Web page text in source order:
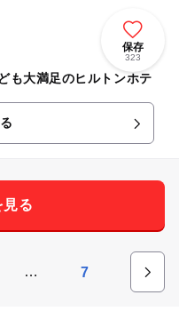
保存
323
も大満足のヒルトンホテ
る
… 7